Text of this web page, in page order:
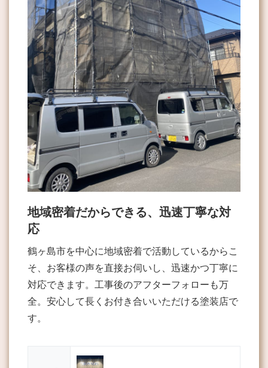
地域密着だからできる、迅速丁寧な対
応
鶴ヶ島市を中心に地域密着で活動しているからこ
そ、お客様の声を直接お伺いし、迅速かつ丁寧に
対応できます。工事後のアフターフォローも万
全。安心して長くお付き合いいただける塗装店で
す。